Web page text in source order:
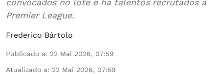
Premier League.
Frederico Bártolo
Publicado a: 22 Mai 2026, 07:59
Atualizado a: 22 Mai 2026, 07:59